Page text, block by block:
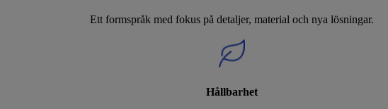
Ett formspråk med fokus på detaljer, material och nya lösningar.
Hållbarhet